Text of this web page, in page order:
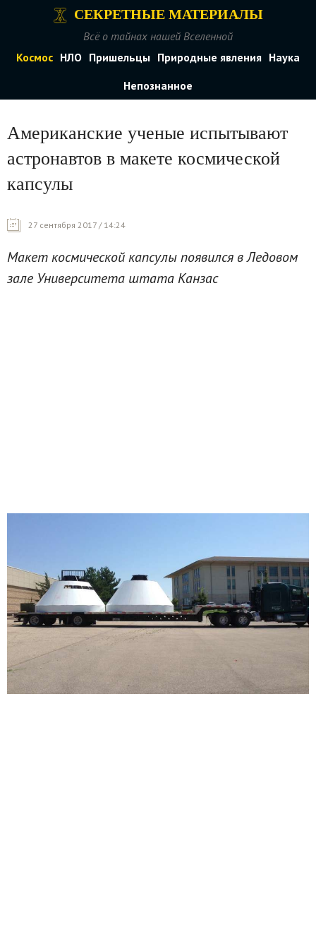
СЕКРЕТНЫЕ МАТЕРИАЛЫ
Всё о тайнах нашей Вселенной
Космос НЛО Пришельцы Природные явления Наука
Непознанное
Американские ученые испытывают
астронавтов в макете космической
капсулы
27 сентября 2017 / 14:24
Макет космической капсулы появился в Ледовом
зале Университета штата Канзас